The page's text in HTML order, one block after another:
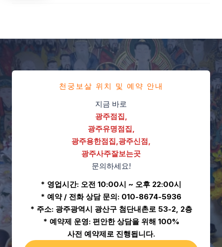
천궁보살 위치 및 예약 안내
지금 바로
광주점집,
광주유명점집,
광주용한점집,광주신점,
광주사주잘보는곳
문의하세요!
* 영업시간: 오전 10:00시 ~ 오후 22:00시
* 예약 / 전화 상담 문의: 010-8674-5936
* 주소: 광주광역시 광산구 첨단내촌로 53-2, 2층
* 예약제 운영: 편안한 상담을 위해 100%
사전 예약제로 진행됩니다.